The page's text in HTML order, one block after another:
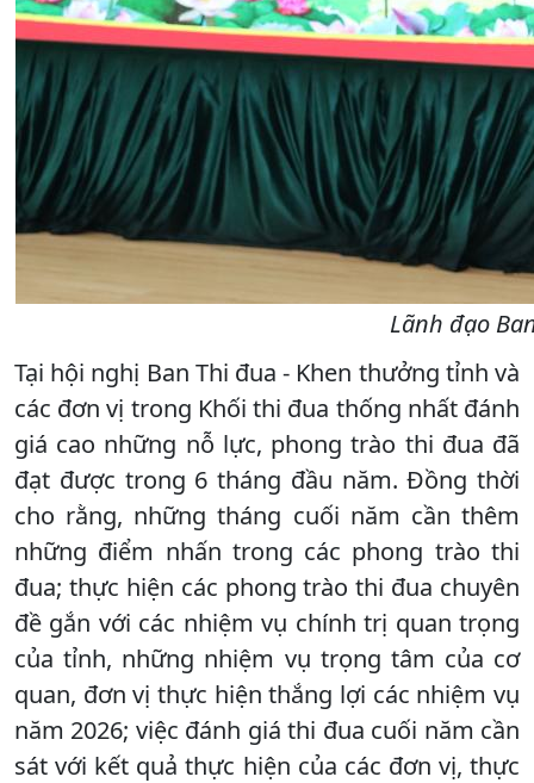
Lãnh đạo
Tại hội nghị Ban Thi đua - Khen thưởng tỉnh và
các đơn vị trong Khối thi đua thống nhất đánh
giá cao những nỗ lực, phong trào thi đua đã
đạt được trong 6 tháng đầu năm. Đồng thời
cho rằng, những tháng cuối năm cần thêm
những điểm nhấn trong các phong trào thi
đua; thực hiện các phong trào thi đua chuyên
đề gắn với các nhiệm vụ chính trị quan trọng
của tỉnh, những nhiệm vụ trọng tâm của cơ
quan, đơn vị thực hiện thắng lợi các nhiệm vụ
năm 2026; việc đánh giá thi đua cuối năm cần
sát với kết quả thực hiện của các đơn vị, thực